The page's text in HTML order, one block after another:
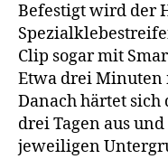
Befestigt wird der
Clip sogar mit
Etwa drei Minuten
Danach härtet
drei Tagen aus
jeweiligen